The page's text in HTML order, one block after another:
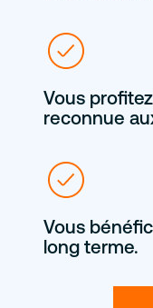
Vous
reconnue
Vous
long terme.